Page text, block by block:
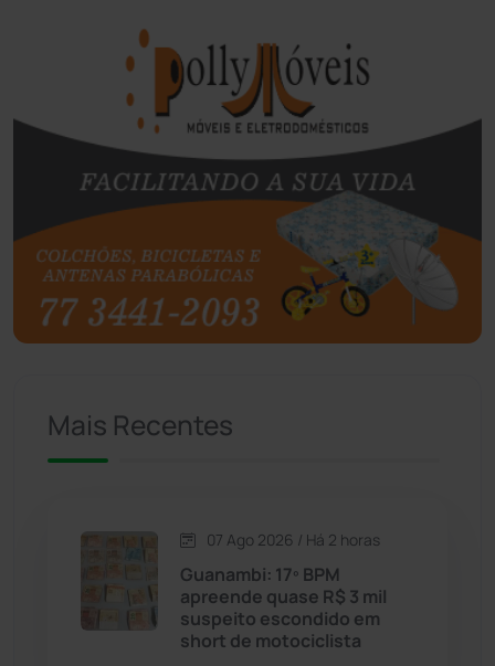
Bom Jesus da Lapa
Boquira
Botuporã (72)
Brasil (7680)
Brumado (31958)
Caetanos
Candiba
Cândido Sales
Mais Recentes
07 Ago 2026 / Há 2 horas
Guanambi: 17º BPM
apreende quase R$ 3 mil
suspeito escondido em
short de motociclista